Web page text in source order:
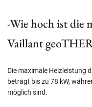
-Wie hoch ist die
Vaillant
Die maximale Heizleistung
beträgt bis zu 78 kW,
möglich sind.